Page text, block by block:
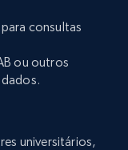
consultas
ou outros
universitários,